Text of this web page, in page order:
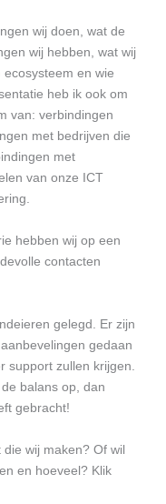
wij doen, wat de
wij hebben, wat wij
en wie
heb ik ook om
van: verbindingen
met bedrijven die
met
van onze ICT
hebben wij op een
contacten
gelegd. Er zijn
gedaan
support zullen krijgen.
balans op, dan
gebracht!
wij maken? Of wil
en hoeveel? Klik